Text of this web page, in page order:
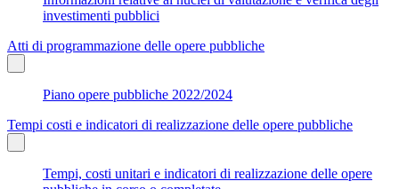
investimenti pubblici
Atti di programmazione delle opere pubbliche
Piano opere pubbliche 2022/2024
Tempi costi e indicatori di realizzazione delle opere pubbliche
Tempi, costi unitari e indicatori di realizzazione delle opere